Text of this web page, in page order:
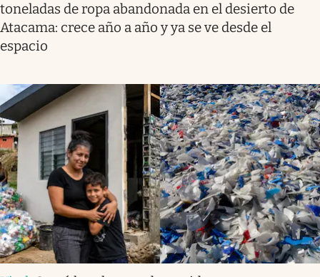
toneladas de ropa abandonada en el desierto de
Atacama: crece año a año y ya se ve desde el
espacio